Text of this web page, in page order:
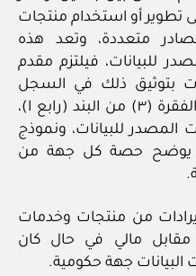
تطوير أو استخدام منتجات
متعددة، وتعد هذه
للبيانات، فيلتزم مقدم
بتوثيق ذلك في السجل
الوطني المشار إليه في الفقرة (٣) من البند (رابع ا)،
للبيانات، ونموذج
يوضح حصة كل جهة من
من منتجات وخدمات
مقابل مالي في حال كان
جهة حكومية.